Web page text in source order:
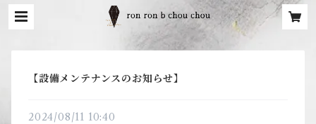
【設備メンテナンスのお知らせ】
2024/08/11 10:40